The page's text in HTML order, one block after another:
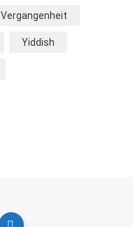
Vergangenheit
Yiddish